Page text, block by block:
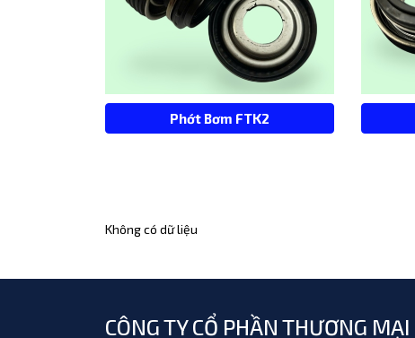
Phớt Bơm FTK2
Không có dữ liệu
CÔNG TY CỔ PHẦN THƯƠNG MẠI